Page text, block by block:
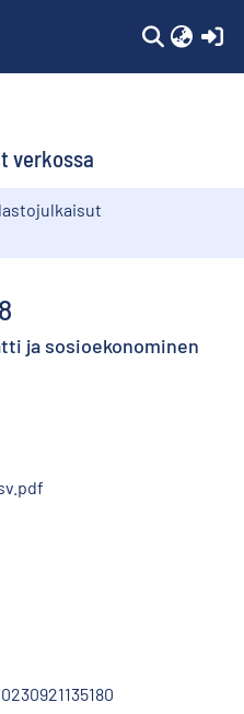
verkossa
ja sosioekonominen